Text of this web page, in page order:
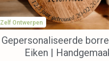
Zelf Ontwerpen
Gepersonaliseerde
Eiken |